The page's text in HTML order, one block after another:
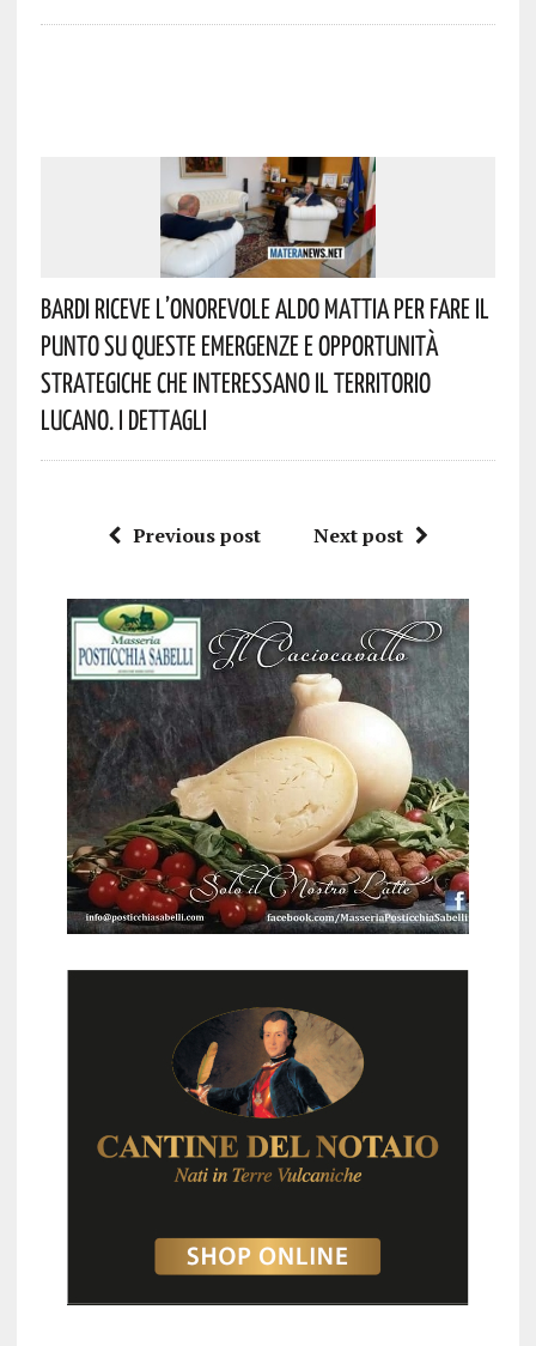
Bardi Riceve L’onorevole Aldo Mattia Per Fare Il
Punto Su Queste Emergenze E Opportunità
Strategiche Che Interessano Il Territorio
Lucano. I Dettagli
Previous post Next post